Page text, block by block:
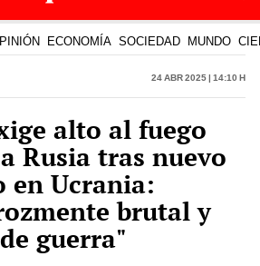
ECONOMÍA SOCIEDAD MUNDO
24 Abr 2025 | 14:10 h
alto al fuego
Rusia tras nuevo
en Ucrania:
brutal y
guerra"